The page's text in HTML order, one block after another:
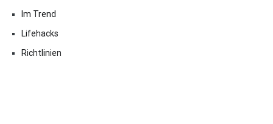
Im Trend
Lifehacks
Richtlinien